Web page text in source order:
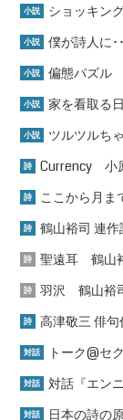
小説 ショッキン
小説 僕が詩人に
小説 偏態パズル
小説 家を看取る
小説 ツルツルち
詩 Currency 小
詩 ここから月
詩 鶴山裕司 連作
詩 聖遠耳 鶴山
詩 羽沢 鶴山裕
詩 高津敬三 俳句
対話 トーク@セ
対話 対話『エン
対話 日本の詩の